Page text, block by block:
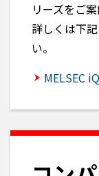
リーズをご案
詳しくは下
い。
MELSEC